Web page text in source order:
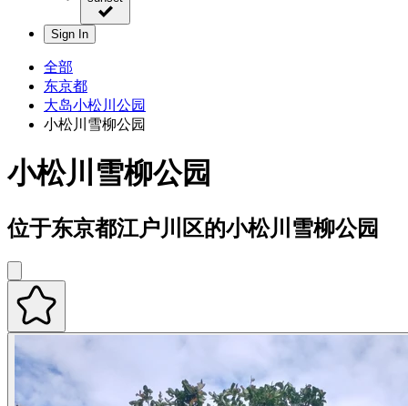
Sign In
全部
东京都
大岛小松川公园
小松川雪柳公园
小松川雪柳公园
位于东京都江户川区的小松川雪柳公园